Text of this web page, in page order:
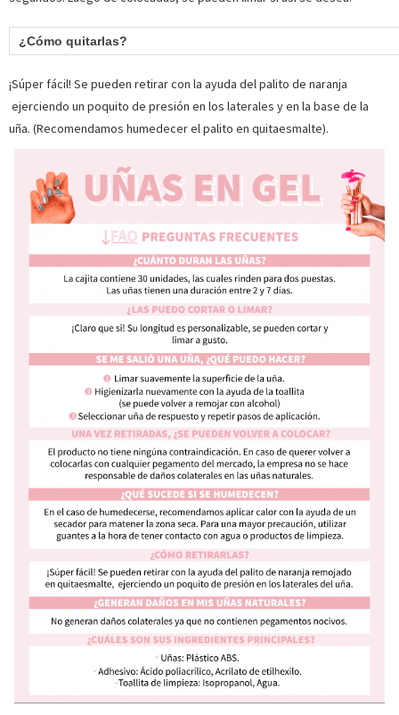
¿Cómo quitarlas?
¡Súper fácil! Se pueden retirar con la ayuda del palito de naranja
ejerciendo un poquito de presión en los laterales y en la base de la
uña. (Recomendamos humedecer el palito en quitaesmalte).